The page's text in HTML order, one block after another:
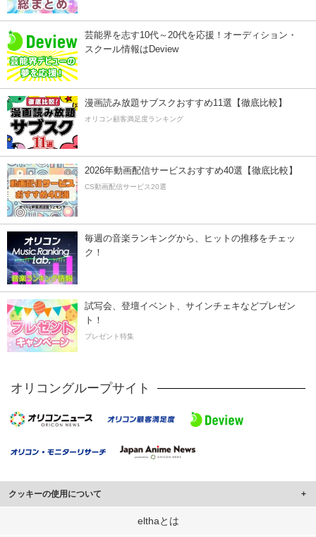
芸能界を志す10代～20代を応援！オーディション・
スクール情報はDeview
漫画読み放題サブスクおすすめ11選【徹底比較】
オリコン顧客満足度ランキング
2026年動画配信サービスおすすめ40選【徹底比較】
CS動画配信サービス20選
毎週の音楽ランキングから、ヒットの推移をチェッ
ク！
試写会、登壇イベント、サインチェキなどプレゼン
ト！
プレゼント特集
オリコングループサイト
クッキーの使用について
このサイトでは Cookie を使用して、ユーザーに合わせたコンテンツや広告の
elthaとは